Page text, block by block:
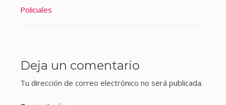
Policiales
Deja un comentario
Tu dirección de correo electrónico no será publicada.